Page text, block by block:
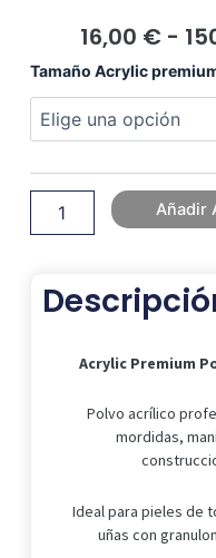
16,00 € -
Tamaño Acrylic
Acrylic
Powder
Plus
cantidad
Añadir
Acrylic Premium
Polvo acrílico
mordidas,
Ideal para pieles de
uñas con